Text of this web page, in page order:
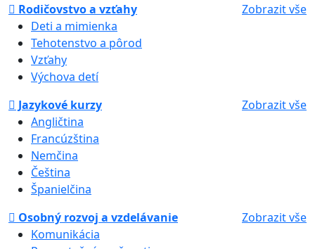
Rodičovstvo a vzťahy
Zobrazit vše
Deti a mimienka
Tehotenstvo a pôrod
Vzťahy
Výchova detí
Jazykové kurzy
Zobrazit vše
Angličtina
Francúzština
Nemčina
Čeština
Španielčina
Osobný rozvoj a vzdelávanie
Zobrazit vše
Komunikácia